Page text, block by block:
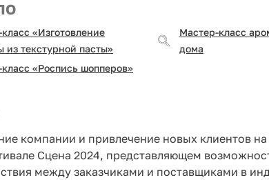
«Изготовление
из текстурной пасты»
«Роспись шопперов»
Мастер-класс
дома
компании и привлечение новых клиентов
Сцена 2024, представляющем
между заказчиками и поставщиками в